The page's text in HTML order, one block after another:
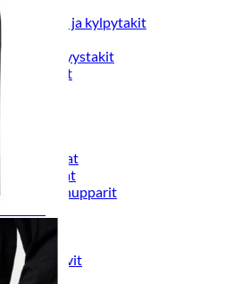
yöasut
aamutakit ja kylpytakit
kevät-ja syystakit
nahkatakit
talvitakit
ja hupparit
hameet
hameet